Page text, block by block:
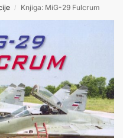
/ Knjiga: MiG-29 Fulcrum